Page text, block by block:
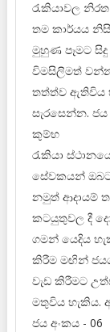
රැකියාවල
තම කාර්යය
මුහුණ පෑමට
විමසිලිමත්
තත්ත්ව ඇතිවිය
සැරසෙන්න.
කුම්භ
රැකියා
සේවකයන් ඔබට
නමුත් ආදායම්
කටයුතුවල දී
ගමන් යෙදිය
කිරීම මඟින්
වැඩ කිරීමට
මතුවිය හැකිය.
ජය අංකය - 06